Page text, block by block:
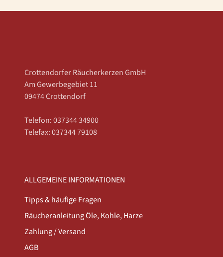
Crottendorfer Räucherkerzen GmbH
Am Gewerbegebiet 11
09474 Crottendorf
Telefon: 037344 34900
Telefax: 037344 79108
ALLGEMEINE INFORMATIONEN
Tipps & häufige Fragen
Räucheranleitung Öle, Kohle, Harze
Zahlung / Versand
AGB